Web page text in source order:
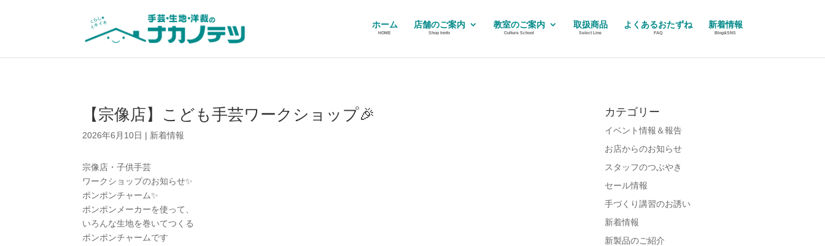
ホーム
HOME
店舗のご案内
Shop Innfo
教室のご案内
Culture School
取扱商品
Select Line
よくあるおたずね
FAQ
新着情報
Blog&SNS
【宗像店】こども手芸ワークショップ🎉
2026年6月10日 | 新着情報
宗像店・子供手芸
ワークショップのお知らせ✨
ポンポンチャーム✨
ポンポンメーカーを使って、
いろんな生地を巻いてつくる
ポンポンチャームです
カテゴリー
イベント情報＆報告
お店からのお知らせ
スタッフのつぶやき
セール情報
手づくり講習のお誘い
新着情報
新製品のご紹介